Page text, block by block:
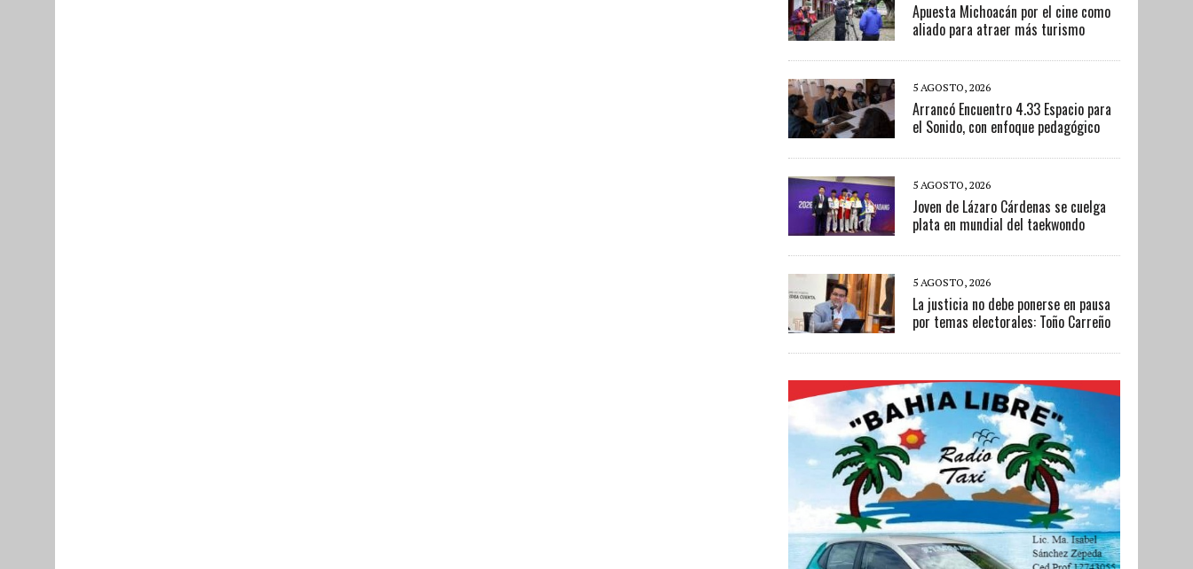
Apuesta Michoacán por el cine como
aliado para atraer más turismo
5 AGOSTO, 2026
Arrancó Encuentro 4.33 Espacio para
el Sonido, con enfoque pedagógico
5 AGOSTO, 2026
Joven de Lázaro Cárdenas se cuelga
plata en mundial del taekwondo
5 AGOSTO, 2026
La justicia no debe ponerse en pausa
por temas electorales: Toño Carreño